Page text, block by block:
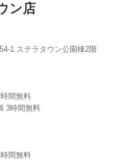
ン店
1 ステラタウン公園棟2階
間無料
3時間無料
間無料